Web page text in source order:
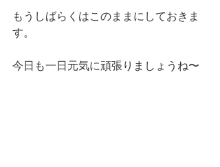
もうしばらくはこのままにしておきま
す。
今日も一日元気に頑張りましょうね〜